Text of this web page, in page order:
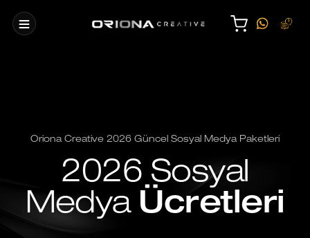
Oriona Creative 2026 Güncel Sosyal Medya Paketleri
2026 Sosyal
Medya Ücretleri